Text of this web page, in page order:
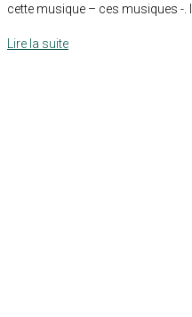
cette musique – ces musiques -. Il
Lire la suite